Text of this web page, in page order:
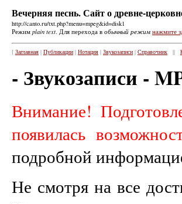
Вечерняя песнь. Сайт о древне-
http://canto.ru/txt.php?menu=mpeg&id=disk1
Режим plain text. Для перехода в обычный режим нажмите
[ Заглавная | Публикации | Нотация | Звукозаписи | Справочник ||
- Звукозаписи -
Внимание!
появилась
подробной
Не смотря на все